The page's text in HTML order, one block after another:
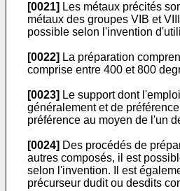
[0021] Les métaux précités
métaux des groupes VIB et
possible selon l'invention
[0022] La préparation
comprise entre 400 et 800
[0023] Le support dont
généralement et de
préférence au moyen de l'un
[0024] Des procédés de
autres composés, il est
selon l'invention. Il est
précurseur dudit ou desdits